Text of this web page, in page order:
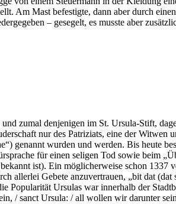
Am Mast befestigte, dann aber durch
– gesegelt, es musste aber
zumal denjenigen im St. Ursula-Stift,
nur des Patriziats, eine der Witwen
genannt wurden und werden. Bis heute
für einen seligen Tod sowie beim
ist). Ein möglicherweise schon
Gebete anzuvertrauen, „bit dat
Ursulas war innerhalb der
/ sanct Ursula: / all wollen wir darunter